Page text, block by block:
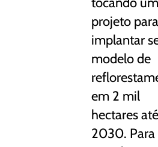
projeto para
implantar
modelo de
em 2 mil
hectares até
2030. Para